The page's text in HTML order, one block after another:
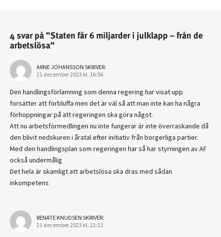
4 svar på ”Staten får 6 miljarder i julklapp – från de
arbetslösa”
ARNE JOHANSSON SKRIVER:
21 december 2023 kl. 16:56
Den handlingsförlamning som denna regering har visat upp
forsätter att förbluffa men det är väl så att man inte kan ha några
förhoppningar på att regeringen ska göra något.
Att nu arbetsförmedlingen nu inte fungerar är inte överraskande då
den blivit nedskuren i åratal efter initiativ från borgerliga partier.
Med den handlingsplan som regeringen har så har styrningen av AF
också undermålig
Det hela är skamligt att arbetslösa ska dras med sådan
inkompetens
RENATE KNUDSEN SKRIVER:
21 december 2023 kl. 22:13